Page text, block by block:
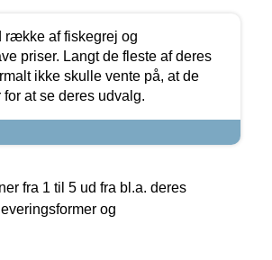
række af fiskegrej og
priser. Langt de fleste af deres
ikke skulle vente på, at de
at se deres udvalg.
fra 1 til 5 ud fra bl.a. deres
og